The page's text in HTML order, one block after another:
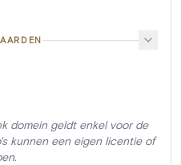
domein geldt enkel voor de
kunnen een eigen licentie of